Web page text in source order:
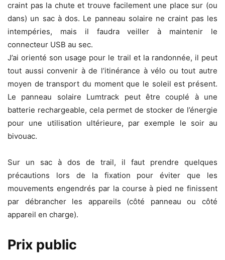
craint pas la chute et trouve facilement une place sur (ou
dans) un sac à dos. Le panneau solaire ne craint pas les
intempéries, mais il faudra veiller à maintenir le
connecteur USB au sec.
J’ai orienté son usage pour le trail et la randonnée, il peut
tout aussi convenir à de l’itinérance à vélo ou tout autre
moyen de transport du moment que le soleil est présent.
Le panneau solaire Lumtrack peut être couplé à une
batterie rechargeable, cela permet de stocker de l’énergie
pour une utilisation ultérieure, par exemple le soir au
bivouac.
Sur un sac à dos de trail, il faut prendre quelques
précautions lors de la fixation pour éviter que les
mouvements engendrés par la course à pied ne finissent
par débrancher les appareils (côté panneau ou côté
appareil en charge).
Prix public